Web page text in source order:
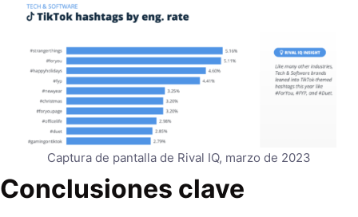
Captura de pantalla de Rival IQ, marzo de 2023
Conclusiones clave